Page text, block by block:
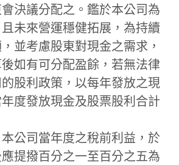
決議分配之。鑑於本公司為
未來營運穩健拓展，為持續
並考慮股東對現金之需求，
如有可分配盈餘，若無法律
股利政策，以每年發放之現
度發放現金及股票股利合計
公司當年度之稅前利益，於
提撥百分之一至百分之五為